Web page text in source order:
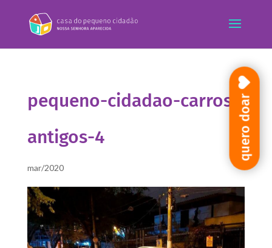
pequeno-cidadao-carros-
antigos-4
mar/2020
quero doar